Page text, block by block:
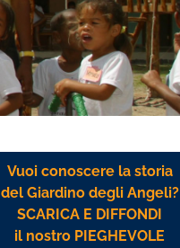
Vuoi conoscere la storia
del Giardino degli Angeli?
SCARICA E DIFFONDI
il nostro PIEGHEVOLE